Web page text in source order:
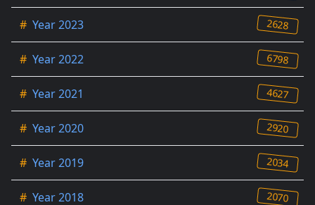
# Year 2023 2628
# Year 2022 6798
# Year 2021 4627
# Year 2020 2920
# Year 2019 2034
# Year 2018 2070